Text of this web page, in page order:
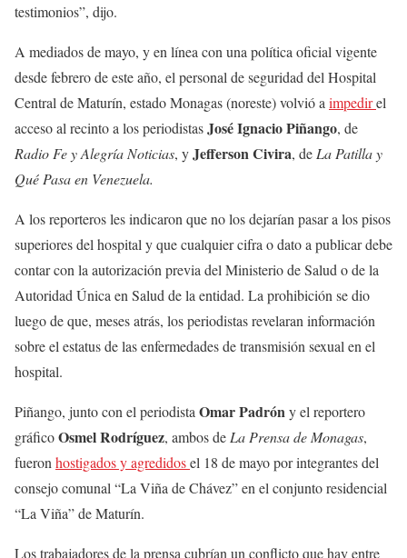
testimonios”, dijo.
A mediados de mayo, y en línea con una política oficial vigente
desde febrero de este año, el personal de seguridad del Hospital
Central de Maturín, estado Monagas (noreste) volvió a impedirel
acceso al recinto a los periodistasJosé Ignacio Piñango, de
Radio Fe y Alegría Noticias, yJefferson Civira, de La Patilla y
Qué Pasa en Venezuela.
A los reporteros les indicaron que no los dejarían pasar a los pisos
superiores del hospital y que cualquier cifra o dato a publicar debe
contar con la autorización previa del Ministerio de Salud o de la
Autoridad Única en Salud de la entidad. La prohibición se dio
luego de que, meses atrás, los periodistas revelaran información
sobre el estatus de las enfermedades de transmisión sexual en el
hospital.
Piñango, junto con el periodista Omar Padrón y el reportero
gráficoOsmel Rodríguez, ambos de La Prensa de Monagas,
fueron hostigados y agredidosel 18 de mayo por integrantes del
consejo comunal “La Viña de Chávez” en el conjunto residencial
“La Viña” de Maturín.
Los trabajadores de la prensa cubrían un conflicto que hay entre